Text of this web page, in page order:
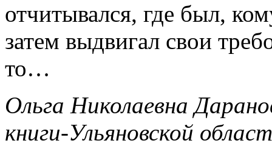
отчитывался, где был,
затем выдвигал свои
то…
Ольга Николаевна
книги-Ульяновской